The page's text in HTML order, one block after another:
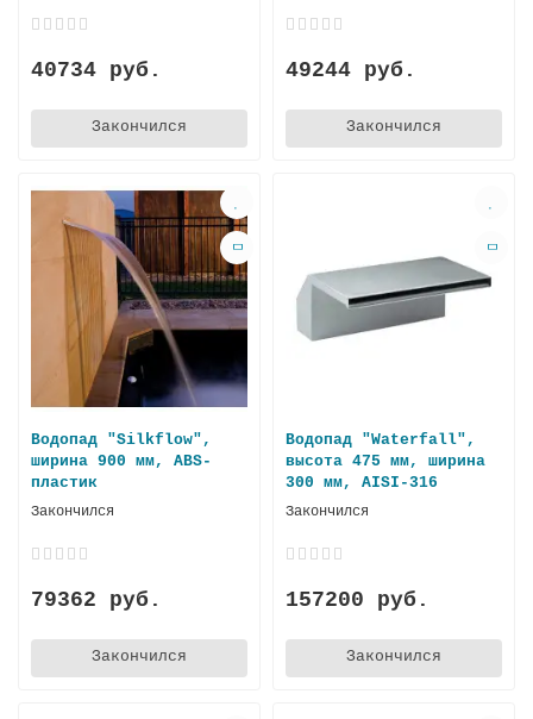
40734 руб.
Закончился
49244 руб.
Закончился
Водопад "Silkflow",
ширина 900 мм, ABS-
пластик
Закончился
79362 руб.
Закончился
Водопад "Waterfall",
высота 475 мм, ширина
300 мм, AISI-316
Закончился
157200 руб.
Закончился